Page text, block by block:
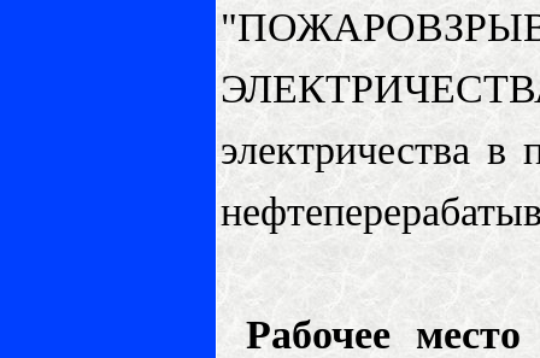
"
электричества в
Рабочее место